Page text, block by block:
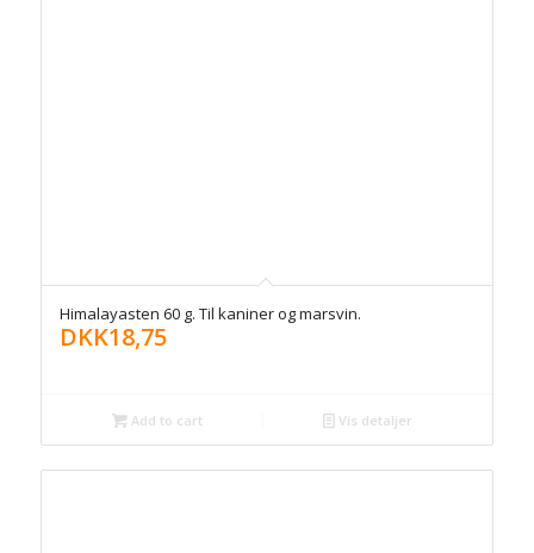
Himalayasten 60 g. Til kaniner og marsvin.
DKK18,75
Add to cart Vis detaljer